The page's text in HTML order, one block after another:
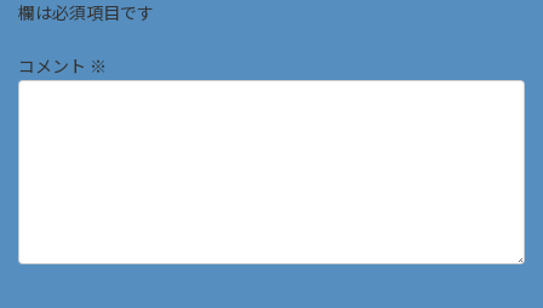
欄は必須項目です
コメント ※